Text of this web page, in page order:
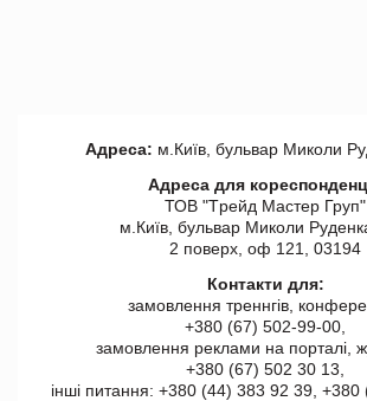
Адреса: м.Київ, бульвар Миколи
Адреса для
ТОВ "Tрейд Мастер Груп"
м.Київ, бульвар Миколи
2 поверх, оф 121, 03194
Контакти для:
замовлення треннгів,
+380 (67) 502-99-00,
замовлення реклами на порталі,
+380 (67) 502 30 13,
інші питання: +380 (44) 383 92 39, +380